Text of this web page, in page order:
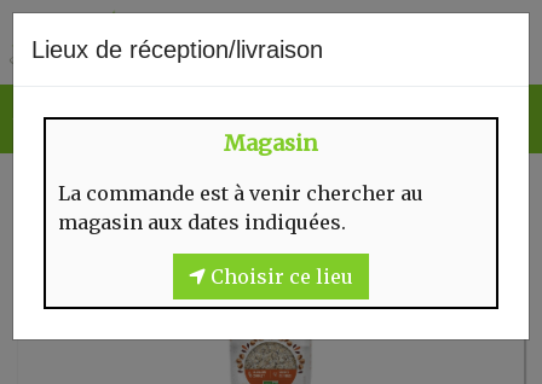
Lieux de réception/livraison
Magasin
La commande est à venir chercher au
magasin aux dates indiquées.
Choisir ce lieu